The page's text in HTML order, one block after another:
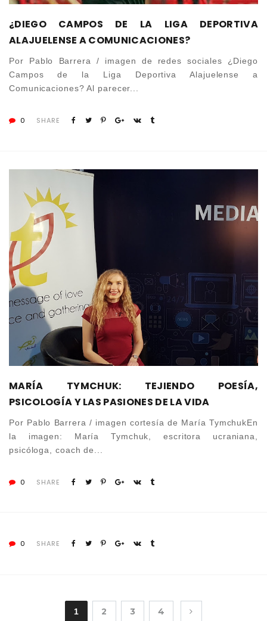
¿DIEGO CAMPOS DE LA LIGA DEPORTIVA
ALAJUELENSE A COMUNICACIONES?
Por Pablo Barrera / imagen de redes sociales ¿Diego
Campos de la Liga Deportiva Alajuelense a
Comunicaciones? Al parecer...
0 SHARE
MARÍA TYMCHUK: TEJIENDO POESÍA,
PSICOLOGÍA Y LAS PASIONES DE LA VIDA
Por Pablo Barrera / imagen cortesía de María TymchukEn
la imagen: María Tymchuk, escritora ucraniana,
psicóloga, coach de...
0 SHARE
0 SHARE
1 2 3 4